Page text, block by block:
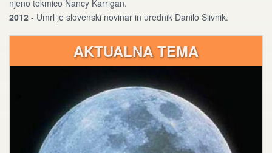
njeno tekmico Nancy Karrigan.
2012 - Umrl je slovenski novinar in urednik Danilo Slivnik.
AKTUALNA TEMA